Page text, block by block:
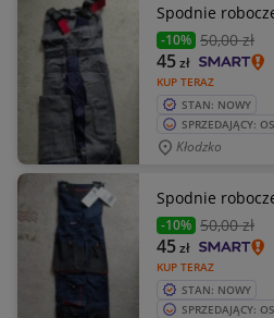
Spodnie
-10% 50,00 zł
KUP TERAZ
45zł
STAN: NOWY
SPRZEDAJĄCY:
Kłodzko
Spodnie
-10% 50,00 zł
KUP TERAZ
45zł
STAN: NOWY
SPRZEDAJĄCY: